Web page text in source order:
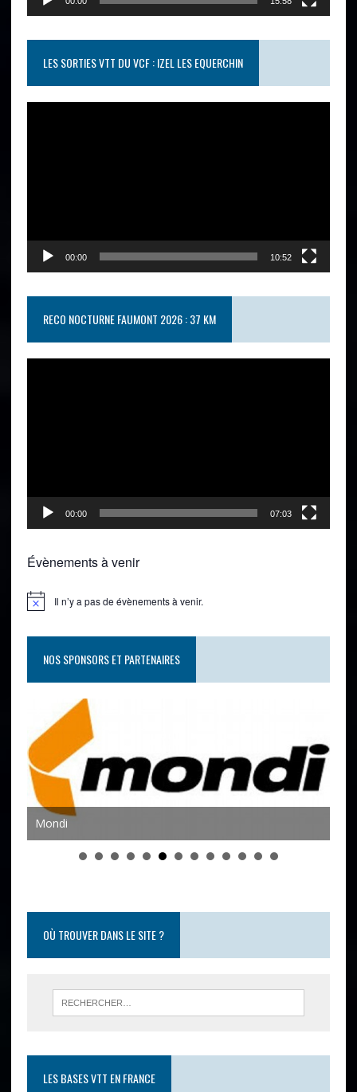
LES SORTIES VTT DU VCF : IZEL LES EQUERCHIN
00:00 10:52
RECO NOCTURNE FAUMONT 2026 : 37 KM
00:00 07:03
Évènements à venir
Il n’y a pas de évènements à venir.
NOS SPONSORS ET PARTENAIRES
Mondi
OÙ TROUVER DANS LE SITE ?
LES BASES VTT EN FRANCE